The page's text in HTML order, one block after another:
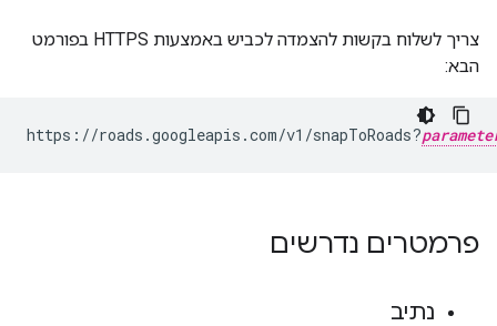
צריך לשלוח בקשות להצמדה לכביש באמצעות HTTPS בפורמט
הבא:
https://roads.googleapis.com/v1/snapToRoads?
פרמטרים נדרשים
נתיב